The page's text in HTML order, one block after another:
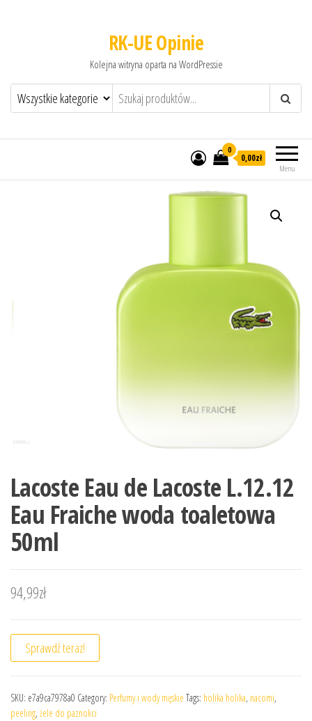
RK-UE Opinie
Kolejna witryna oparta na WordPressie
Menu
0
0,00zł
Lacoste Eau de Lacoste L.12.12
Eau Fraiche woda toaletowa
50ml
94,99zł
Sprawdź teraz!
SKU: e7a9ca7978a0 Category: Perfumy i wody męskie Tags: holika holika, nacomi,
peeling, żele do paznokci